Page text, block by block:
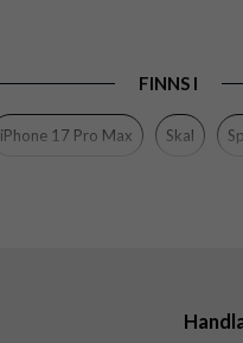
FINNS I
iPhone 17 Pro Max Skal